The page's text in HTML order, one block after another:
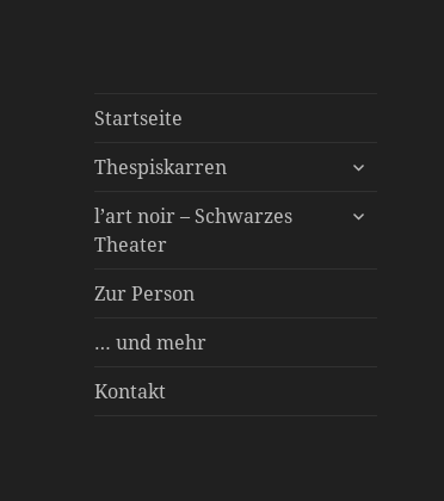
Startseite
Thespiskarren
untermenü
Spielstücke
l’art noir – Schwarzes
Theater
untermenü
Über uns
Inszenierungen
Besonderer Service
Zur Person
… und mehr
Kontakt